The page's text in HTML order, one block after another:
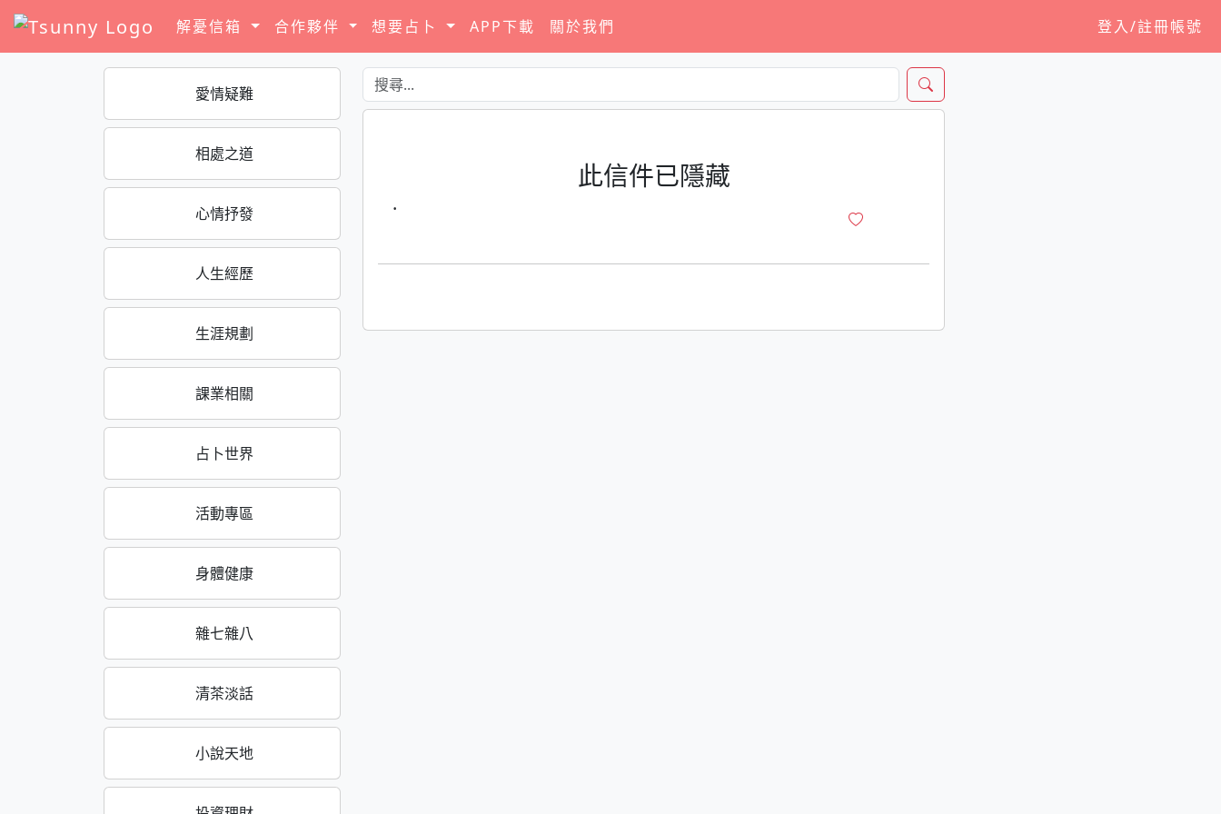
解憂信箱 合作夥伴 想要占卜 APP下載 關於我們 登入/註冊帳號
愛情疑難
相處之道
心情抒發
人生經歷
生涯規劃
課業相關
占卜世界
活動專區
身體健康
雜七雜八
清茶淡話
小說天地
此信件已隱藏
·